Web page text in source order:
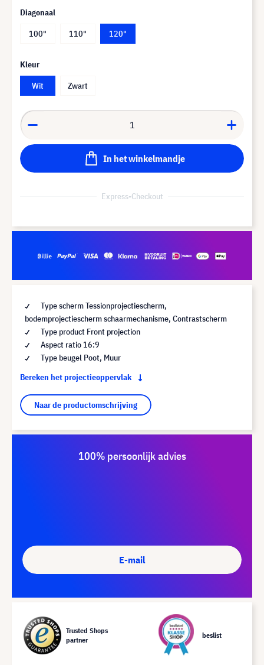
Diagonaal
100"
110" 120"
Kleur
Wit
Zwart
In het winkelmandje
Express-Checkout
Type scherm Tessionprojectiescherm,
bodemprojectiescherm schaarmechanisme, Contrastscherm
Type product Front projection
Aspect ratio 16:9
Type beugel Poot, Muur
Bereken het projectieoppervlak
Naar de productomschrijving
100% persoonlijk advies
E-mail
Trusted Shops
partner
beslist